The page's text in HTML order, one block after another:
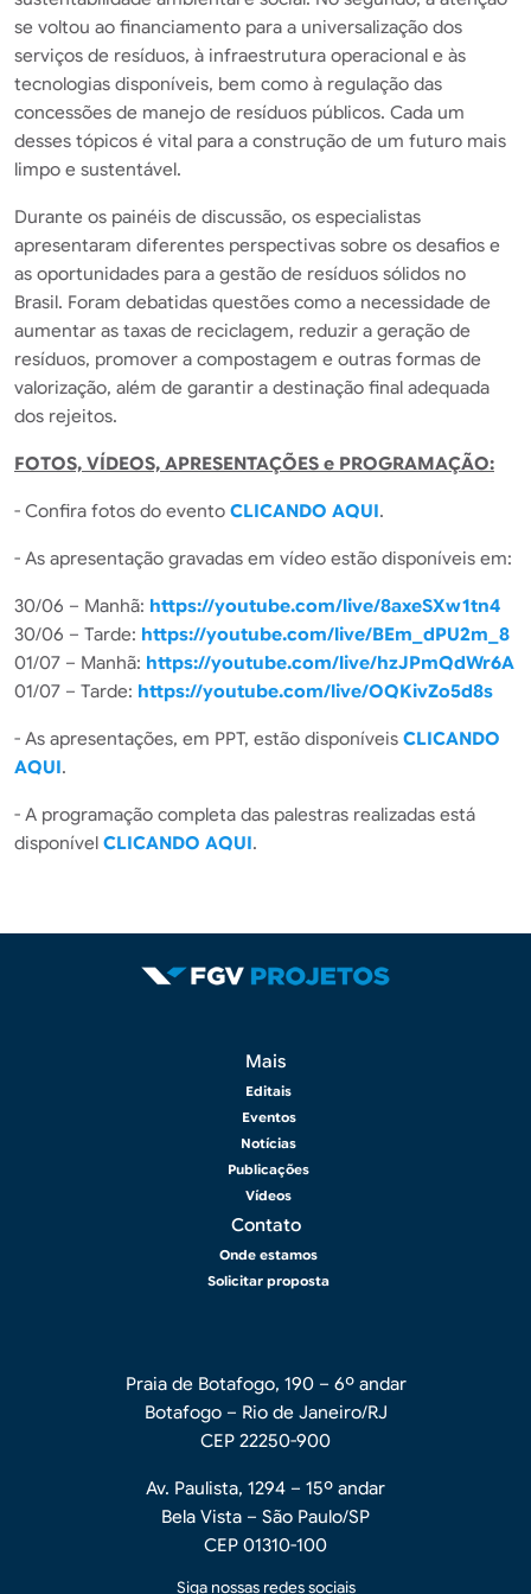
se voltou ao financiamento para a universalização dos
serviços de resíduos, à infraestrutura operacional e às
tecnologias disponíveis, bem como à regulação das
concessões de manejo de resíduos públicos. Cada um
desses tópicos é vital para a construção de um futuro mais
limpo e sustentável.
Durante os painéis de discussão, os especialistas
apresentaram diferentes perspectivas sobre os desafios e
as oportunidades para a gestão de resíduos sólidos no
Brasil. Foram debatidas questões como a necessidade de
aumentar as taxas de reciclagem, reduzir a geração de
resíduos, promover a compostagem e outras formas de
valorização, além de garantir a destinação final adequada
dos rejeitos.
FOTOS, VÍDEOS, APRESENTAÇÕES e PROGRAMAÇÃO:
- Confira fotos do evento CLICANDO AQUI.
- As apresentação gravadas em vídeo estão disponíveis em:
30/06 – Manhã: https://youtube.com/live/8axeSXw1tn4
30/06 – Tarde: https://youtube.com/live/BEm_dPU2m_8
01/07 – Manhã: https://youtube.com/live/hzJPmQdWr6A
01/07 – Tarde: https://youtube.com/live/OQKivZo5d8s
- As apresentações, em PPT, estão disponíveis CLICANDO
AQUI.
- A programação completa das palestras realizadas está
disponível CLICANDO AQUI.
Mais
Editais
Eventos
Notícias
Publicações
Vídeos
Contato
Onde estamos
Solicitar proposta
Praia de Botafogo, 190 – 6º andar
Botafogo – Rio de Janeiro/RJ
CEP 22250-900
Av. Paulista, 1294 – 15º andar
Bela Vista – São Paulo/SP
CEP 01310-100
Siga nossas redes sociais